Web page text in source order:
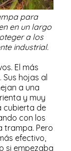
para
en un largo
a los
industrial.
El más
hojas al
a una
y muy
cubierta de
con los
trampa. Pero
efectivo,
si empezaba